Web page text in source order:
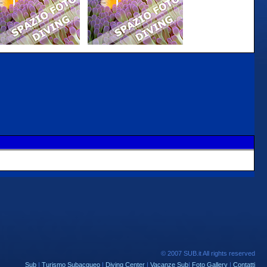
© 2007 SUB.it All rights reserved
Sub | Turismo Subacqueo | Diving Center | Vacanze Sub| Foto Gallery | Contatti